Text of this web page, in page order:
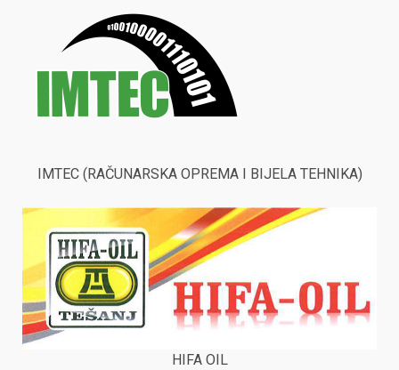
IMTEC (RAČUNARSKA OPREMA I BIJELA TEHNIKA)
HIFA OIL